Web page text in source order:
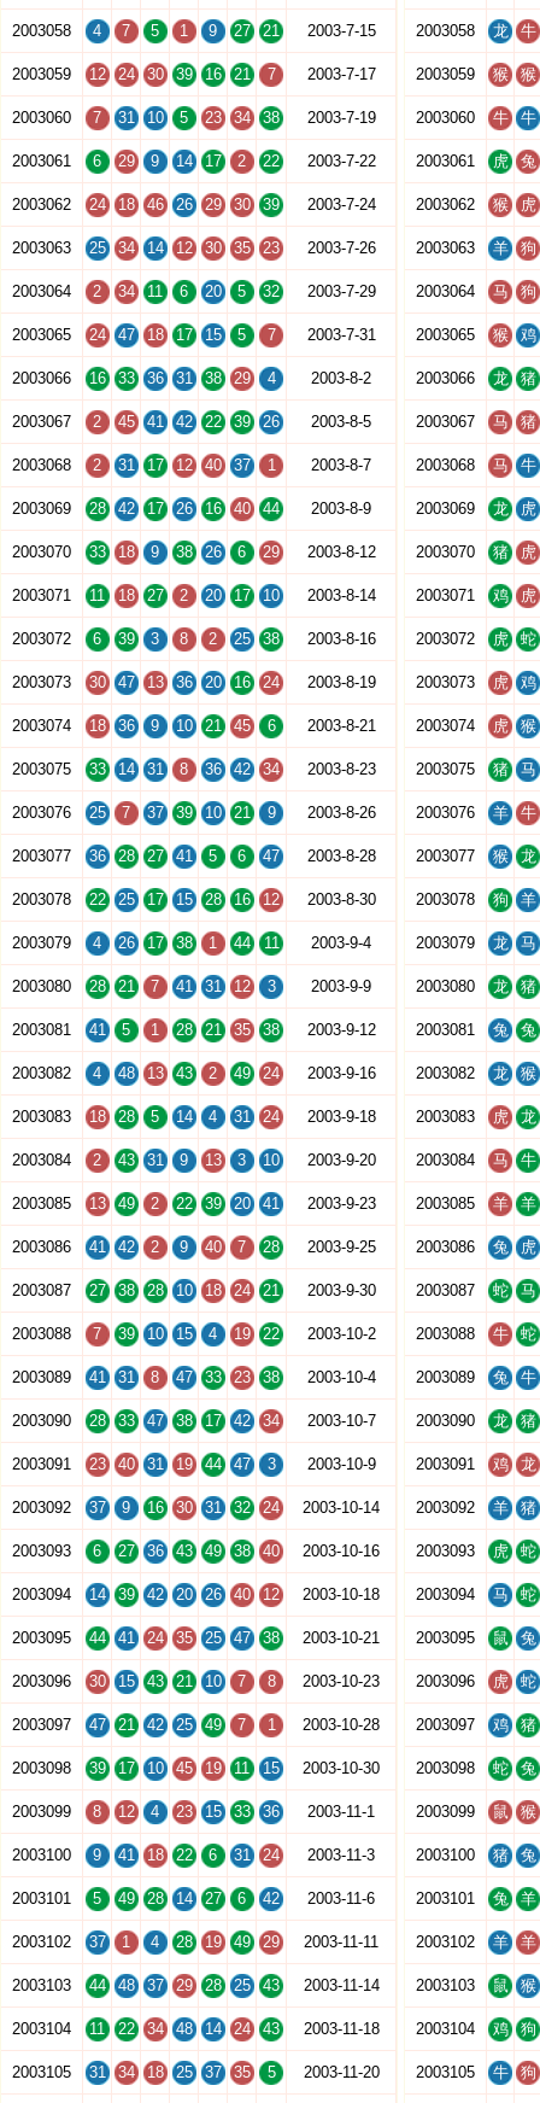
2003058 4 7 5 1 9 27 21 2003-7-15
2003059 12 24 30 39 16 21 7 2003-7-17
2003060 7 31 10 5 23 34 38 2003-7-19
2003061 6 29 9 14 17 2 22 2003-7-22
2003062 24 18 46 26 29 30 39 2003-7-24
2003063 25 34 14 12 30 35 23 2003-7-26
2003064 2 34 11 6 20 5 32 2003-7-29
2003065 24 47 18 17 15 5 7 2003-7-31
2003066 16 33 36 31 38 29 4 2003-8-2
2003067 2 45 41 42 22 39 26 2003-8-5
2003068 2 31 17 12 40 37 1 2003-8-7
2003069 28 42 17 26 16 40 44 2003-8-9
2003070 33 18 9 38 26 6 29 2003-8-12
2003071 11 18 27 2 20 17 10 2003-8-14
2003072 6 39 3 8 2 25 38 2003-8-16
2003073 30 47 13 36 20 16 24 2003-8-19
2003074 18 36 9 10 21 45 6 2003-8-21
2003075 33 14 31 8 36 42 34 2003-8-23
2003076 25 7 37 39 10 21 9 2003-8-26
2003077 36 28 27 41 5 6 47 2003-8-28
2003078 22 25 17 15 28 16 12 2003-8-30
2003079 4 26 17 38 1 44 11 2003-9-4
2003080 28 21 7 41 31 12 3 2003-9-9
2003081 41 5 1 28 21 35 38 2003-9-12
2003082 4 48 13 43 2 49 24 2003-9-16
2003083 18 28 5 14 4 31 24 2003-9-18
2003084 2 43 31 9 13 3 10 2003-9-20
2003085 13 49 2 22 39 20 41 2003-9-23
2003086 41 42 2 9 40 7 28 2003-9-25
2003087 27 38 28 10 18 24 21 2003-9-30
2003088 7 39 10 15 4 19 22 2003-10-2
2003089 41 31 8 47 33 23 38 2003-10-4
2003090 28 33 47 38 17 42 34 2003-10-7
2003091 23 40 31 19 44 47 3 2003-10-9
2003092 37 9 16 30 31 32 24 2003-10-14
2003093 6 27 36 43 49 38 40 2003-10-16
2003094 14 39 42 20 26 40 12 2003-10-18
2003095 44 41 24 35 25 47 38 2003-10-21
2003096 30 15 43 21 10 7 8 2003-10-23
2003097 47 21 42 25 49 7 1 2003-10-28
2003098 39 17 10 45 19 11 15 2003-10-30
2003099 8 12 4 23 15 33 36 2003-11-1
2003100 9 41 18 22 6 31 24 2003-11-3
2003101 5 49 28 14 27 6 42 2003-11-6
2003102 37 1 4 28 19 49 29 2003-11-11
2003103 44 48 37 29 28 25 43 2003-11-14
2003104 11 22 34 48 14 24 43 2003-11-18
2003105 31 34 18 25 37 35 5 2003-11-20
2003058 龙 牛
2003059 猴 猴
2003060 牛 牛
2003061 虎 兔
2003062 猴 虎
2003063 羊 狗
2003064 马 狗
2003065 猴 鸡
2003066 龙 猪
2003067 马 猪
2003068 马 牛
2003069 龙 虎
2003070 猪 虎
2003071 鸡 虎
2003072 虎 蛇
2003073 虎 鸡
2003074 虎 猴
2003075 猪 马
2003076 羊 牛
2003077 猴 龙
2003078 狗 羊
2003079 龙 马
2003080 龙 猪
2003081 兔 兔
2003082 龙 猴
2003083 虎 龙
2003084 马 牛
2003085 羊 羊
2003086 兔 虎
2003087 蛇 马
2003088 牛 蛇
2003089 兔 牛
2003090 龙 猪
2003091 鸡 龙
2003092 羊 猪
2003093 虎 蛇
2003094 马 蛇
2003095 鼠 兔
2003096 虎 蛇
2003097 鸡 猪
2003098 蛇 兔
2003099 鼠 猴
2003100 猪 兔
2003101 兔 羊
2003102 羊 羊
2003103 鼠 猴
2003104 鸡 狗
2003105 牛 狗